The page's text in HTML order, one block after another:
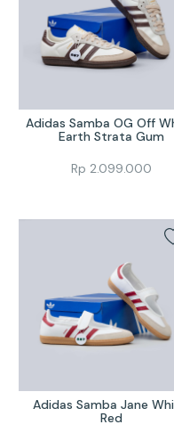
Adidas Samba OG Off
Earth Strata Gum
Rp 2.099.000
Adidas Samba Jane
Red